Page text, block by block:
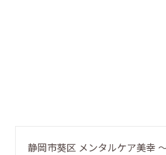
静岡市葵区 メンタルケア美幸